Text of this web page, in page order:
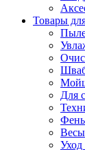
Товары
Для
Весы
Уход